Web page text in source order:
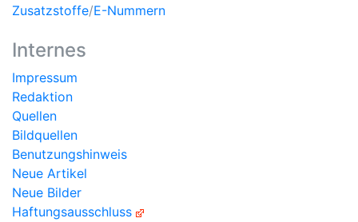
Zusatzstoffe/E-Nummern
Internes
Impressum
Redaktion
Quellen
Bildquellen
Benutzungshinweis
Neue Artikel
Neue Bilder
Haftungsausschluss